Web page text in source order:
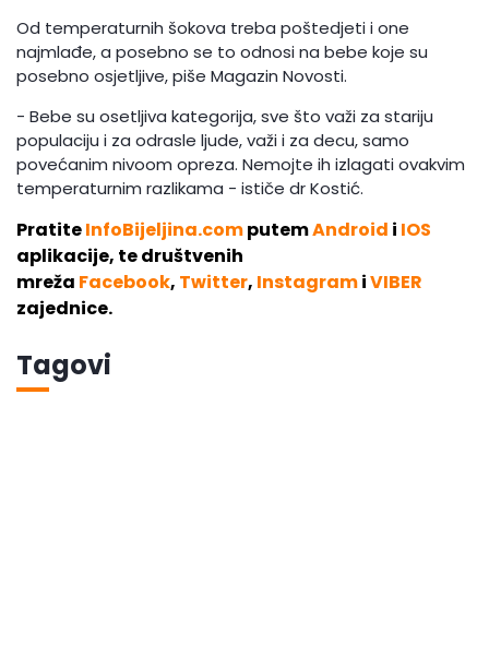
Od temperaturnih šokova treba poštedjeti i one
najmlađe, a posebno se to odnosi na bebe koje su
posebno osjetljive, piše Magazin Novosti.
- Bebe su osetljiva kategorija, sve što važi za stariju
populaciju i za odrasle ljude, važi i za decu, samo
povećanim nivoom opreza. Nemojte ih izlagati ovakvim
temperaturnim razlikama - ističe dr Kostić.
PratiteInfoBijeljina.computemAndroid i IOS
aplikacije, te društvenih
mreža Facebook, Twitter, InstagramiVIBER
zajednice.
Tagovi